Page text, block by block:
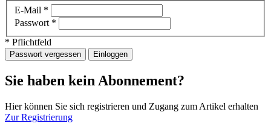
E-Mail *
Passwort *
* Pflichtfeld
Passwort vergessen Einloggen
Sie haben kein Abonnement?
Hier können Sie sich registrieren und Zugang zum Artikel erhalten
Zur Registrierung